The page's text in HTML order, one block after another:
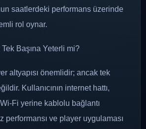
saatlerdeki performans üzerinde
rol oynar.
Başına Yeterli mi?
altyapısı önemlidir; ancak tek
Kullanıcının internet hattı,
Fi yerine kablolu bağlantı
performansı ve player uygulaması